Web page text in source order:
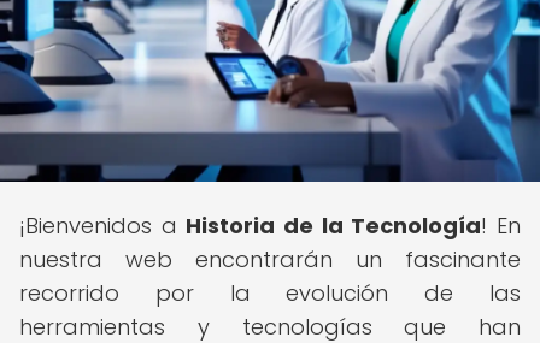
¡Bienvenidos a Historia de la Tecnología! En
nuestra web encontrarán un fascinante
recorrido por la evolución de las
herramientas y tecnologías que han